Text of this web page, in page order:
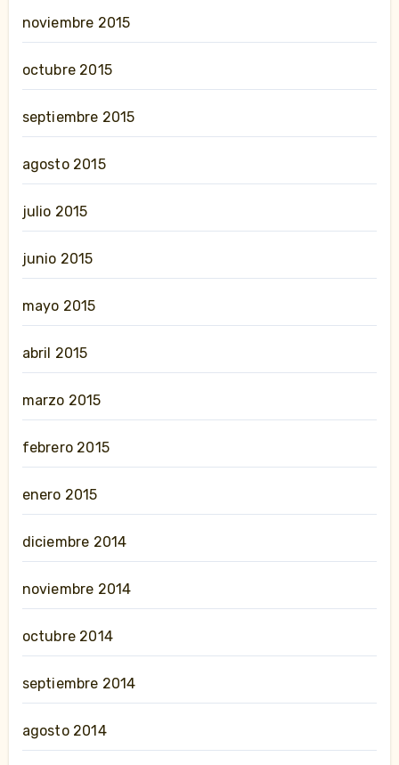
noviembre 2015
octubre 2015
septiembre 2015
agosto 2015
julio 2015
junio 2015
mayo 2015
abril 2015
marzo 2015
febrero 2015
enero 2015
diciembre 2014
noviembre 2014
octubre 2014
septiembre 2014
agosto 2014